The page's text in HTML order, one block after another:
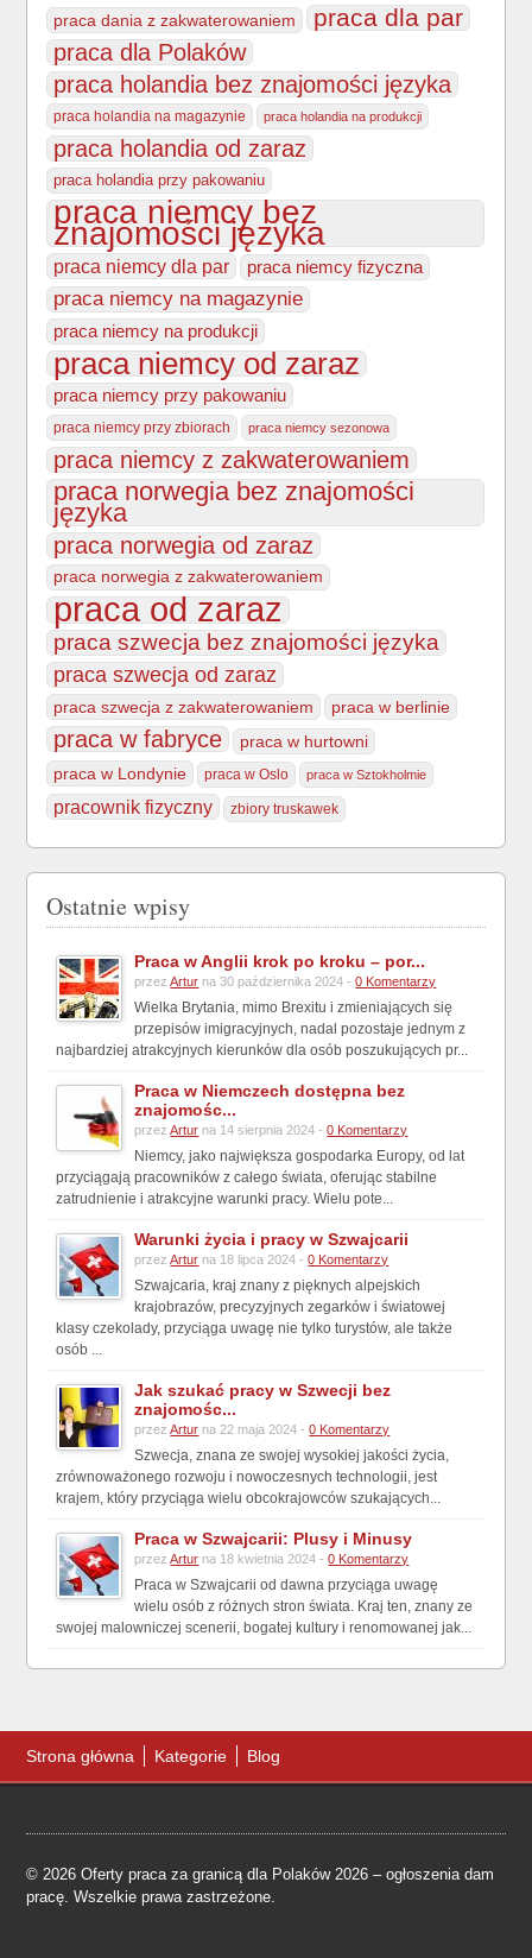
praca dania z zakwaterowaniem praca dla par
praca dla Polaków
praca holandia bez znajomości języka
praca holandia na magazynie praca holandia na produkcji
praca holandia od zaraz
praca holandia przy pakowaniu
praca niemcy bez
znajomości języka
praca niemcy dla par praca niemcy fizyczna
praca niemcy na magazynie
praca niemcy na produkcji
praca niemcy od zaraz
praca niemcy przy pakowaniu
praca niemcy przy zbiorach praca niemcy sezonowa
praca niemcy z zakwaterowaniem
praca norwegia bez znajomości
języka
praca norwegia od zaraz
praca norwegia z zakwaterowaniem
praca od zaraz
praca szwecja bez znajomości języka
praca szwecja od zaraz
praca szwecja z zakwaterowaniem praca w berlinie
praca w fabryce
praca w hurtowni
praca w Londynie
praca w Oslo praca w Sztokholmie
pracownik fizyczny zbiory truskawek
Ostatnie wpisy
Praca w Anglii krok po kroku – por...
przezArtur na 30 października 2024 -0 Komentarzy
Wielka Brytania, mimo Brexitu i zmieniających się
przepisów imigracyjnych, nadal pozostaje jednym z
najbardziej atrakcyjnych kierunków dla osób poszukujących pr...
Praca w Niemczech dostępna bez
znajomośc...
przezArtur na 14 sierpnia 2024 -0 Komentarzy
Niemcy, jako największa gospodarka Europy, od lat
przyciągają pracowników z całego świata, oferując stabilne
zatrudnienie i atrakcyjne warunki pracy. Wielu pote...
Warunki życia i pracy w Szwajcarii
przezArtur na 18 lipca 2024 -0 Komentarzy
Szwajcaria, kraj znany z pięknych alpejskich
krajobrazów, precyzyjnych zegarków i światowej
klasy czekolady, przyciąga uwagę nie tylko turystów, ale także
osób ...
Jak szukać pracy w Szwecji bez
znajomośc...
przezArtur na 22 maja 2024 -0 Komentarzy
Szwecja, znana ze swojej wysokiej jakości życia,
zrównoważonego rozwoju i nowoczesnych technologii, jest
krajem, który przyciąga wielu obcokrajowców szukających...
Praca w Szwajcarii: Plusy i Minusy
przezArtur na 18 kwietnia 2024 -0 Komentarzy
Praca w Szwajcarii od dawna przyciąga uwagę
wielu osób z różnych stron świata. Kraj ten, znany ze
swojej malowniczej scenerii, bogatej kultury i renomowanej jak...
Strona główna Kategorie Blog
© 2026 Oferty praca za granicą dla Polaków 2026 – ogłoszenia dam
pracę. Wszelkie prawa zastrzeżone.